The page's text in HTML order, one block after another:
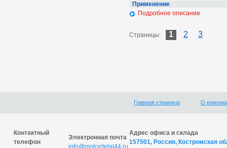
Применение
Подробное описание
Страницы: 1 2 3
Главная страница О
Контактный
телефон
Электронная почта
info@motordetal44.ru
Адрес офиса и склада
157501, Россия, Костромская